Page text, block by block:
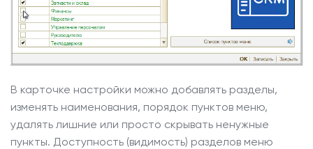
В карточке настройки можно добавлять разделы,
изменять наименования, порядок пунктов меню,
удалять лишние или просто скрывать ненужные
пункты. Доступность (видимость) разделов меню